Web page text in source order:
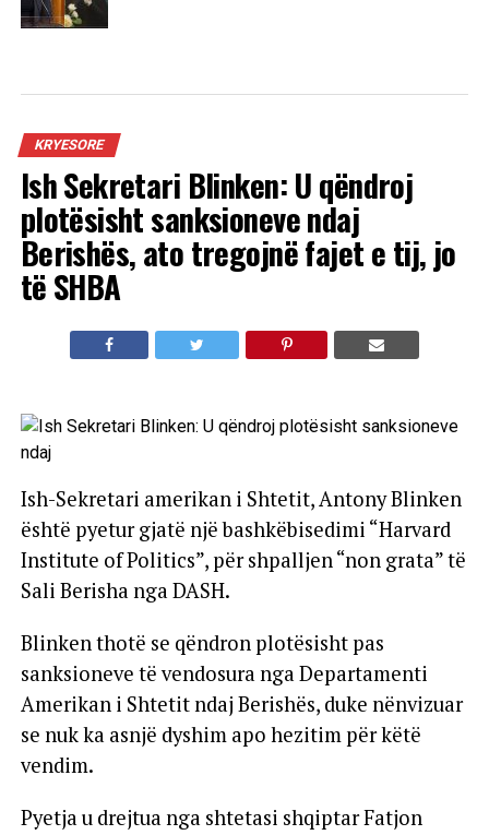
KRYESORE
Ish Sekretari Blinken: U qëndroj
plotësisht sanksioneve ndaj
Berishës, ato tregojnë fajet e tij, jo
të SHBA
Ish-Sekretari amerikan i Shtetit, Antony Blinken
është pyetur gjatë një bashkëbisedimi “Harvard
Institute of Politics”, për shpalljen “non grata” të
Sali Berisha nga DASH.
Blinken thotë se qëndron plotësisht pas
sanksioneve të vendosura nga Departamenti
Amerikan i Shtetit ndaj Berishës, duke nënvizuar
se nuk ka asnjë dyshim apo hezitim për këtë
vendim.
Pyetja u drejtua nga shtetasi shqiptar Fatjon